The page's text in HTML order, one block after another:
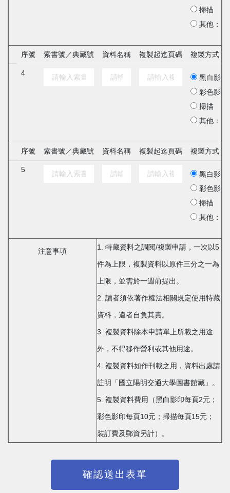
掃描
其他：
序號 索書號／典藏號 資料名稱 複製起迄頁碼 複製方式
4
黑白影印
彩色影印
掃描
其他：
序號 索書號／典藏號 資料名稱 複製起迄頁碼 複製方式
5
黑白影印
彩色影印
掃描
其他：
注意事項
1. 特藏資料之調閱/複製申請，一次以5
件為上限，複製資料以原件三分之一為
上限，並需於一週前提出。
2. 讀者須依著作權法相關規定使用特藏
資料，違者自負其責。
3. 複製資料除本申請單上所載之用途
外，不得移作營利或其他用途。
4. 複製資料如作刊載之用，資料出處請
註明「國立陽明交通大學圖書館藏」。
5. 複製資料費用（黑白影印每頁2元；
彩色影印每頁10元；掃描每頁15元；
裝訂費及郵資另計）。